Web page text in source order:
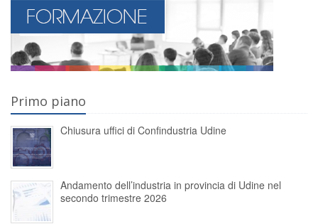
Primo piano
Chiusura uffici di Confindustria Udine
Andamento dell’industria in provincia di Udine nel
secondo trimestre 2026